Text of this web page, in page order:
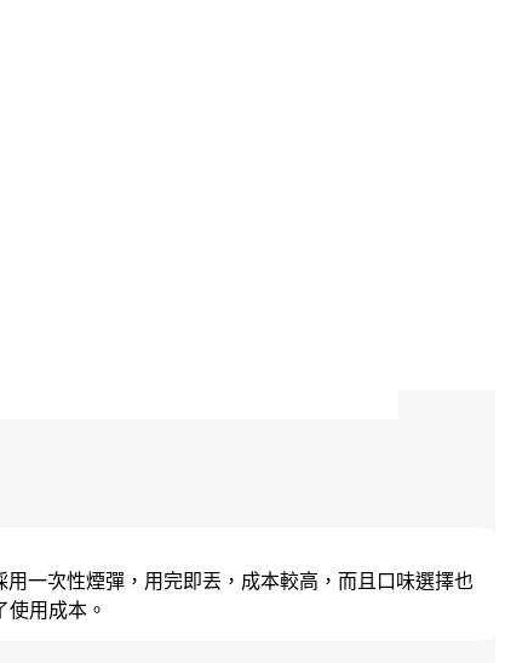
一次性煙彈，用完即丟，成本較高，而且口味選擇也
用成本。